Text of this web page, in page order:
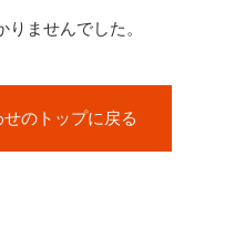
ませんでした。
のトップに戻る